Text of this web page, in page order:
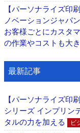
【パーソナライズ印
ノベーションジャパ
お客様ごとにカスタ
の作業やコストも大
最新記事
【パーソナライズ
シリーズ インプリ
タルの力を加える
ビ